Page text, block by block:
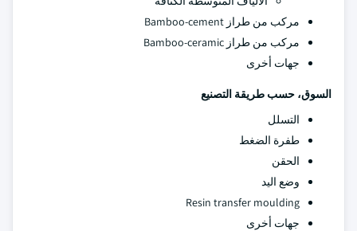
مركب من طراز Bamboo-cement
مركب من طراز Bamboo-ceramic
جهات أخرى
السوق، حسب طريقة التصنيع
التسلل
طفرة الضغط
الحقن
وضع اليد
Resin transfer moulding
جهات أخرى